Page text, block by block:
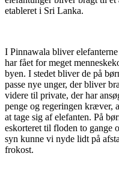
etableret i Sri Lanka.
I Pinnawala bliver
har fået for meget
byen. I stedet bliver de på
passe nye unger, der bliver
videre til private, der har
penge og regeringen kræver,
at tage sig af elefanten. På
eskorteret til floden to gange
syn kunne vi nyde lidt på
frokost.